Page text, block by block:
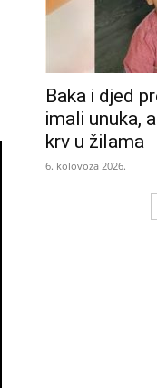
Baka i djed
imali unuka,
krv u žilama
6. kolovoza 2026.